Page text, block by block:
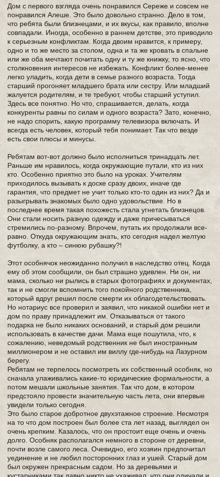
Дом с первого взгляда очень понравился Сереже и совсем не
понравился Алеше. Это было довольно странно. Дело в том,
что ребята были близнецами, и их вкусы, как правило, вполне
совпадали. Иногда, особенно в раннем детстве, это приводило
к серьезным конфликтам. Когда двоим нравится, к примеру,
одно и то же место за столом, одна и та же кровать в спальне
или же оба мечтают почитать одну и ту же книжку, то ясно, что
столкновения интересов не избежать. Конфликт более-менее
легко уладить, когда дети в семье разного возраста. Тогда
старший прогоняет младшего брата или сестру. Или младший
жалуется родителям, и те требуют, чтобы старший уступил.
Здесь все понятно. Но что, спрашивается, делать, когда
конкуренты равны по силам и одного возраста? Зато, конечно,
не надо спорить, какую программу телевизора включать. И
всегда есть человек, который тебя понимает. Так что везде
есть свои плюсы и минусы.
Ребятам вот-вот должно было исполниться тринадцать лет.
Раньше им нравилось, когда окружающие путали, кто из них
кто. Особенно приятно это было на уроках. Учителям
приходилось вызывать к доске сразу двоих, иначе где
гарантия, что предмет не учит только кто-то один из них? Да и
разыгрывать знакомых было одно удовольствие. Но в
последнее время такая похожесть стала угнетать близнецов.
Они стали носить разную одежду и даже причесываться
стремились по-разному. Впрочем, путать их продолжали все-
равно. Откуда окружающим знать, кто сегодня надел желтую
футболку, а кто – синюю рубашку?!
Этот особнячок неожиданно получил в наследство отец. Когда
ему об этом сообщили, он был страшно удивлен. Ни он, ни
мама, сколько ни рылись в старых фотографиях и документах,
так и не смогли вспомнить того покойного родственника,
который вдруг решил после смерти их облагодетельствовать.
Но нотариус все проверил и заявил, что никакой ошибки нет и
дом по праву принадлежит им. Отказываться от такого
подарка не было никаких оснований, и старый дом решили
использовать в качестве дачи. Мама еще пошутила, что, к
сожалению, неведомый родственник не был иностранным
миллионером и не оставил им виллу где-нибудь на Лазурном
берегу.
Ребятам не терпелось посмотреть их собственный особняк, но
сначала улаживались какие-то юридические формальности, а
потом мешали школьные занятия. Так что дом, в котором
предстояло провести значительную часть лета, они впервые
увидели только сегодня.
Это было старое добротное двухэтажное строение. Несмотря
на то что дом построен был более ста лет назад, выглядел он
очень крепким. Казалось, что он простоит еще очень и очень
долго. Особняк располагался немного в стороне от деревни,
почти возле самого леса. Очевидно, его хозяин предпочитал
уединение и не любил посторонних глаз и ушей. Старый дом
был окружен прекрасным садом. Но за деревьями и